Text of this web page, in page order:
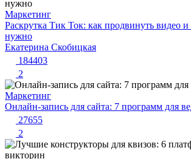
Маркетинг
Раскрутка Тик Ток: как продвинуть видео и
нужно
Екатерина Скобицкая
184403
2
Маркетинг
Онлайн-запись для сайта: 7 программ для
27655
2